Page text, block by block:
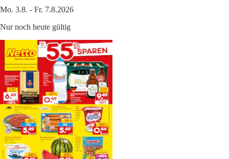
Mo. 3.8. - Fr. 7.8.2026
Nur noch heute gültig